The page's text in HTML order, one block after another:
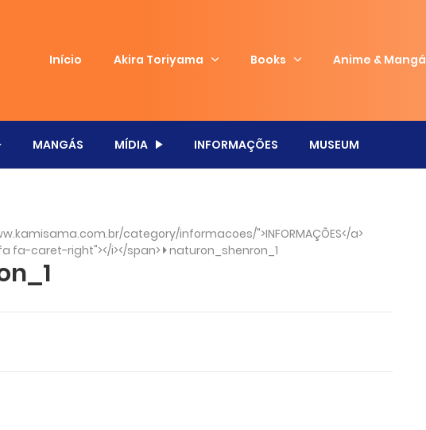
Início Akira Toriyama Books Anime & Mangá
MANGÁS MÍDIA INFORMAÇÕES MUSEUM
category/informacoes/">INFORMAÇÕES</a>
fa-caret-right"></i></span> naturon_shenron_1